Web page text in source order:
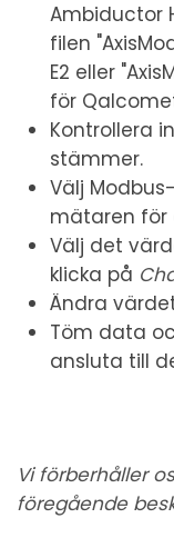
Ambiductor
filen
E2 eller
för
Kontrollera
stämmer.
Välj
mätaren för
Välj det
klicka på
Ändra
Töm data
ansluta till
Vi förberhåller
föregående